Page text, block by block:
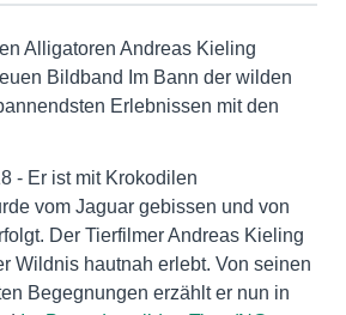
Alligatoren Andreas Kieling
Bildband Im Bann der wilden
Erlebnissen mit den
- Er ist mit Krokodilen
vom Jaguar gebissen und von
Der Tierfilmer Andreas Kieling
Wildnis hautnah erlebt. Von seinen
Begegnungen erzählt er nun in